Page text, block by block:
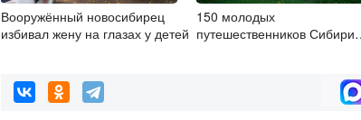
Вооружённый новосибирец
избивал жену на глазах у детей
150 молодых
путешественников Сибири